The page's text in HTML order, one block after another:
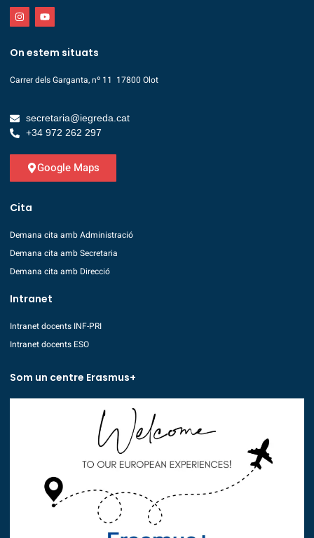
On estem situats
Carrer dels Garganta, nº 11 17800 Olot
secretaria@iegreda.cat
+34 972 262 297
Google Maps
Cita
Demana cita amb Administració
Demana cita amb Secretaria
Demana cita amb Direcció
Intranet
Intranet docents INF-PRI
Intranet docents ESO
Som un centre Erasmus+